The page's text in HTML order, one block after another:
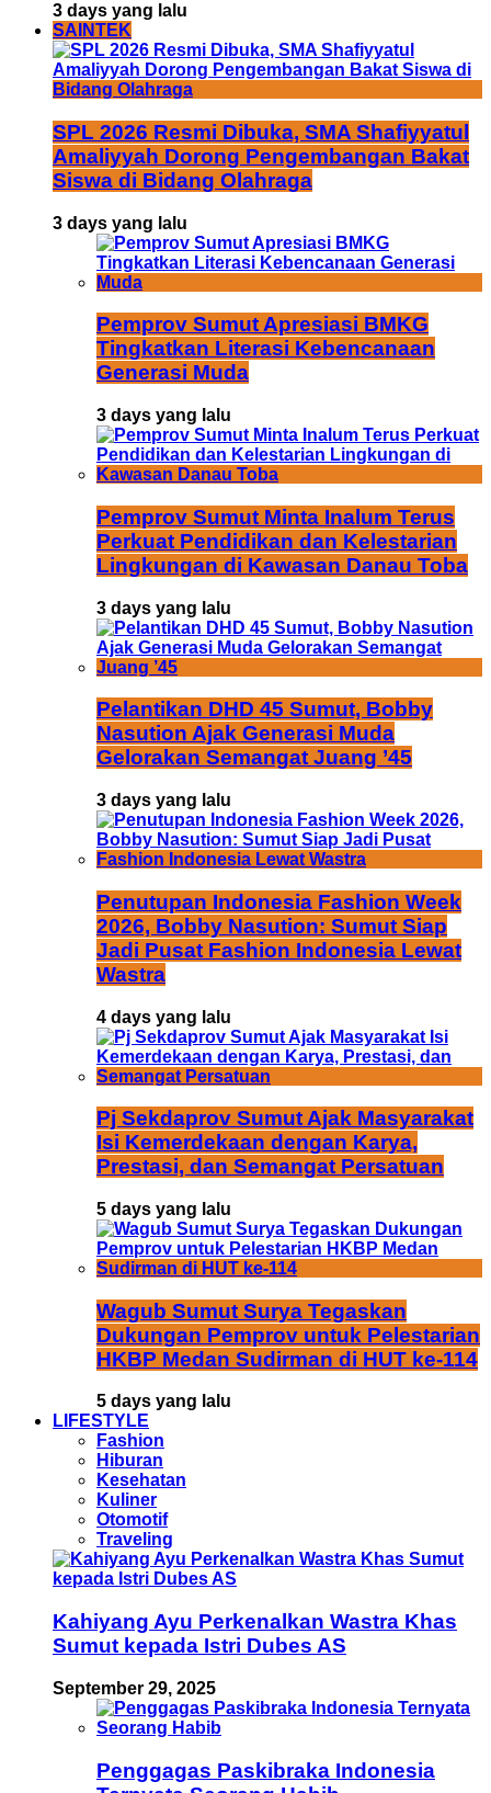
3 days yang lalu
SAINTEK
SPL 2026 Resmi Dibuka, SMA Shafiyyatul
Amaliyyah Dorong Pengembangan Bakat
Siswa di Bidang Olahraga
3 days yang lalu
Pemprov Sumut Apresiasi BMKG
Tingkatkan Literasi Kebencanaan
Generasi Muda
3 days yang lalu
Pemprov Sumut Minta Inalum Terus
Perkuat Pendidikan dan Kelestarian
Lingkungan di Kawasan Danau Toba
3 days yang lalu
Pelantikan DHD 45 Sumut, Bobby
Nasution Ajak Generasi Muda
Gelorakan Semangat Juang ’45
3 days yang lalu
Penutupan Indonesia Fashion Week
2026, Bobby Nasution: Sumut Siap
Jadi Pusat Fashion Indonesia Lewat
Wastra
4 days yang lalu
Pj Sekdaprov Sumut Ajak Masyarakat
Isi Kemerdekaan dengan Karya,
Prestasi, dan Semangat Persatuan
5 days yang lalu
Wagub Sumut Surya Tegaskan
Dukungan Pemprov untuk Pelestarian
HKBP Medan Sudirman di HUT ke-114
5 days yang lalu
LIFESTYLE
Fashion
Hiburan
Kesehatan
Kuliner
Otomotif
Traveling
Kahiyang Ayu Perkenalkan Wastra Khas
Sumut kepada Istri Dubes AS
September 29, 2025
Penggagas Paskibraka Indonesia